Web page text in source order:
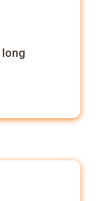
long